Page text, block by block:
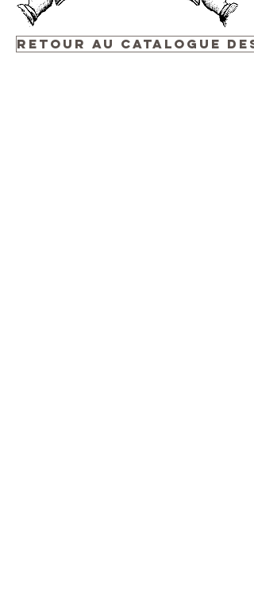
Retour au Catalogue